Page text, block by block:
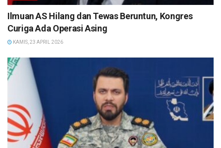
Ilmuan AS Hilang dan Tewas Beruntun, Kongres
Curiga Ada Operasi Asing
KAMIS, 23 APRIL 2026